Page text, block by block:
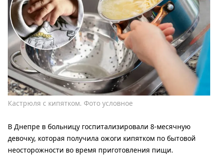
Кастрюля с кипятком. Фото условное
В Днепре в больницу госпитализировали 8-месячную
девочку, которая получила ожоги кипятком по бытовой
неосторожности во время приготовления пищи.